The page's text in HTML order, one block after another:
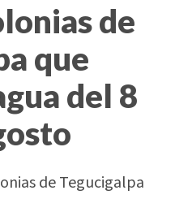
de
que
del 8
de Tegucigalpa